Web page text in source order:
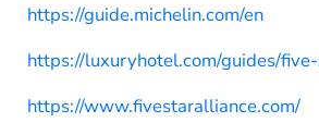
https://guide.michelin.com/en
https://luxuryhotel.com/guides/
https://www.fivestaralliance.com/